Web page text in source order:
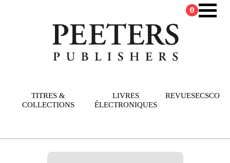
TITRES &
COLLECTIONS
LIVRES
ÉLECTRONIQUES
REVUESECSCO
0